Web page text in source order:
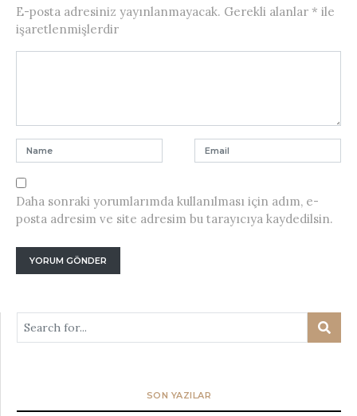
E-posta adresiniz yayınlanmayacak. Gerekli alanlar * ile
işaretlenmişlerdir
Daha sonraki yorumlarımda kullanılması için adım, e-
posta adresim ve site adresim bu tarayıcıya kaydedilsin.
SON YAZILAR